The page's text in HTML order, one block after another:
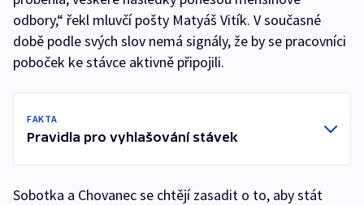
odbory,“ řekl mluvčí pošty Matyáš Vitík. V současné
době podle svých slov nemá signály, že by se pracovníci
poboček ke stávce aktivně připojili.
FAKTA
Pravidla pro vyhlašování stávek
Sobotka a Chovanec se chtějí zasadit o to, aby stát